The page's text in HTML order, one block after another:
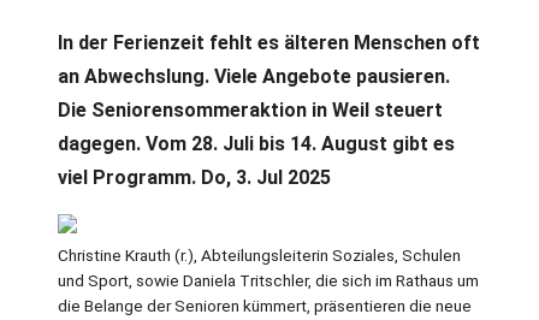
In der Ferienzeit fehlt es älteren Menschen oft
an Abwechslung. Viele Angebote pausieren.
Die Seniorensommeraktion in Weil steuert
dagegen. Vom 28. Juli bis 14. August gibt es
viel Programm. Do, 3. Jul 2025
Christine Krauth (r.), Abteilungsleiterin Soziales, Schulen
und Sport, sowie Daniela Tritschler, die sich im Rathaus um
die Belange der Senioren kümmert, präsentieren die neue